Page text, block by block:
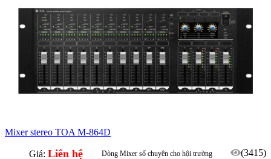
Mixer stereo TOA M-864D
Giá: Liên hệ (3415)
Dòng Mixer số chuyên cho hội trường